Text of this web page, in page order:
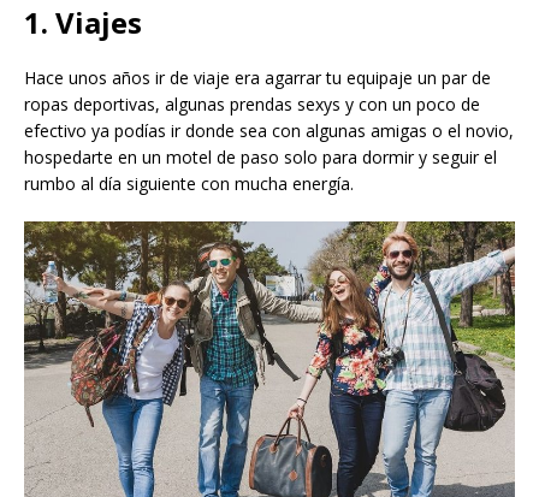
1. Viajes
Hace unos años ir de viaje era agarrar tu equipaje un par de
ropas deportivas, algunas prendas sexys y con un poco de
efectivo ya podías ir donde sea con algunas amigas o el novio,
hospedarte en un motel de paso solo para dormir y seguir el
rumbo al día siguiente con mucha energía.